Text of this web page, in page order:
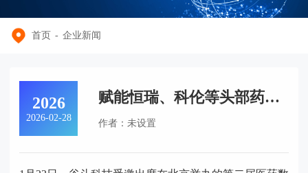
首页 - 企业新闻
2026
2026-02-28
赋能恒瑞、科伦等头部药
企，谷斗科技详解制药供应
向“AI决策”
作者：未设置